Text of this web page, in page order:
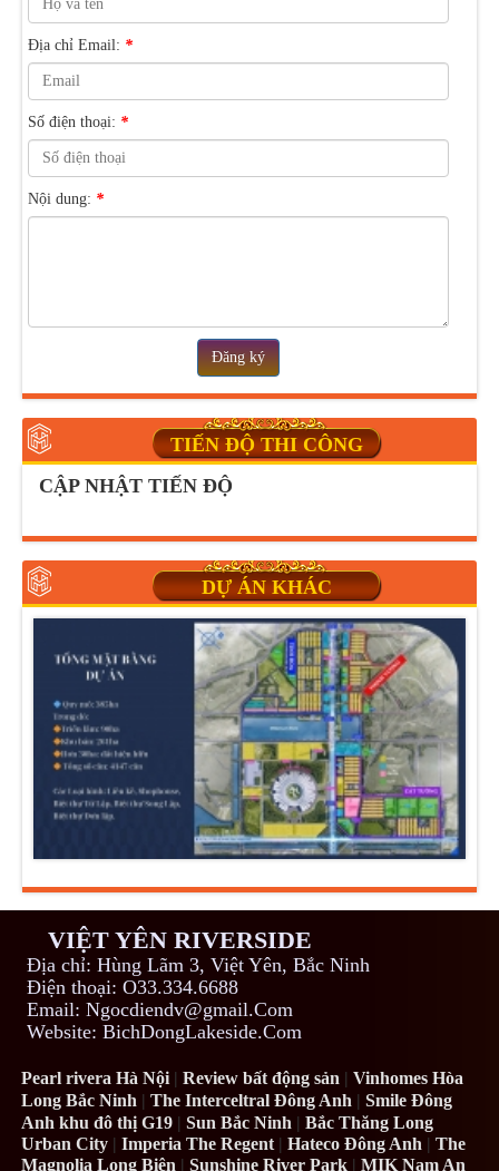
Địa chỉ Email: *
Số điện thoại: *
Nội dung: *
Đăng ký
TIẾN ĐỘ THI CÔNG
CẬP NHẬT TIẾN ĐỘ
DỰ ÁN KHÁC
VIỆT YÊN RIVERSIDE
Địa chỉ: Hùng Lãm 3, Việt Yên, Bắc Ninh
Điện thoại: O33.334.6688
Email: Ngocdiendv@gmail.Com
Website: BichDongLakeside.Com
Pearl rivera Hà Nội |Review bất động sản |Vinhomes Hòa
Long Bắc Ninh |The Interceltral Đông Anh |Smile Đông
Anh khu đô thị G19 |Sun Bắc Ninh |Bắc Thăng Long
Urban City |Imperia The Regent |Hateco Đông Anh |The
Magnolia Long Biên |Sunshine River Park |MIK Nam An